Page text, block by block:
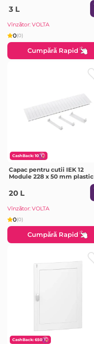
3 L
Vînzător: VOLTA
0(0)
Cumpără Rapid
CashBack: 10
Capac pentru cutii IEK 12
Module 228 x 50 mm plastic
20 L
Vînzător: VOLTA
0(0)
Cumpără Rapid
CashBack: 650